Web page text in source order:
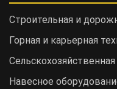
Строительная и
Горная и карьерная
Навесное